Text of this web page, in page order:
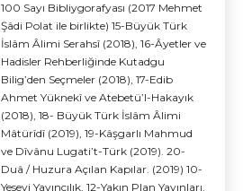
100 Sayı Bibliygorafyası (2017 Mehmet
Şâdi Polat ile birlikte) 15-Büyük Türk
İslâm Âlimi Serahsî (2018), 16-Âyetler ve
Hadisler Rehberliğinde Kutadgu
Bilig’den Seçmeler (2018), 17-Edib
Ahmet Yüknekî ve Atebetü’l-Hakayık
(2018), 18- Büyük Türk İslâm Âlimi
Mâtürîdî (2019), 19-Kâşgarlı Mahmud
ve Dîvânu Lugati’t-Türk (2019). 20-
Duâ / Huzura Açılan Kapılar. (2019) 10-
Yesevi Yayıncılık, 12-Yakın Plan Yayınları,